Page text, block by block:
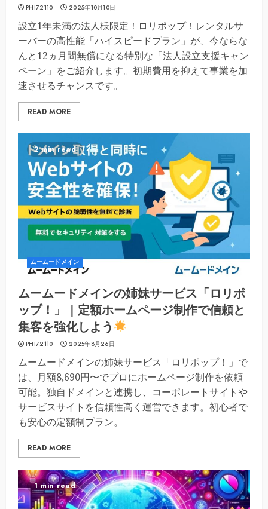
PHI72110 2025年10月10日
設立1年未満の法人様限定！ロリポップ！レンタルサ
ーバーの高性能「ハイスピードプラン」が、今ならな
んと12ヵ月間無償になる特別な「法人設立支援キャン
ペーン」をご紹介します。初期費用を抑えて事業を加
速させるチャンスです。
READ MORE
2 min read
ムームードメイン
ムームードメインの姉妹サービス「ロリポ
ップ！」｜定額ホームページ制作で信頼と
集客を強化しよう
PHI72110 2025年8月26日
ムームードメインの姉妹サービス「ロリポップ！」で
は、月額8,690円〜でプロにホームページ制作を依頼
可能。独自ドメインと連携し、コーポレートサイトや
サービスサイトを信頼性高く運営できます。初心者で
も安心の定額制プラン。
READ MORE
1 min read